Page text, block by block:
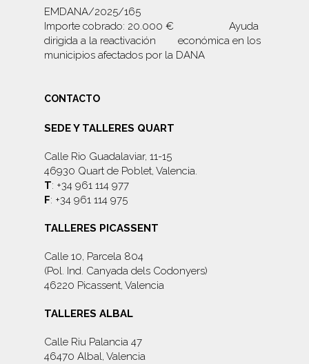
EMDANA/2025/165
Importe cobrado: 20.000 € Ayuda
dirigida a la reactivación económica en los
municipios afectados por la DANA
CONTACTO
SEDE Y TALLERES QUART
Calle Rio Guadalaviar, 11-15
46930 Quart de Poblet, Valencia.
T: +34 961 114 977
F: +34 961 114 975
TALLERES PICASSENT
Calle 10, Parcela 804
(Pol. Ind. Canyada dels Codonyers)
46220 Picassent, Valencia
TALLERES ALBAL
Calle Riu Palancia 47
46470 Albal, Valencia